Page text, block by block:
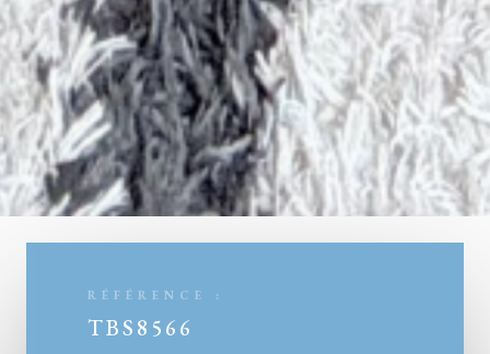
RÉFÉRENCE :
TBS8566